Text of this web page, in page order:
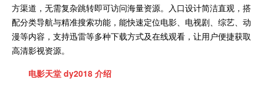
方渠道，无需复杂跳转即可访问海量资源。入口设计简洁直观，搭
配分类导航与精准搜索功能，能快速定位电影、电视剧、综艺、动
漫等内容，支持迅雷等多种下载方式及在线观看，让用户便捷获取
高清影视资源。
电影天堂 dy2018 介绍